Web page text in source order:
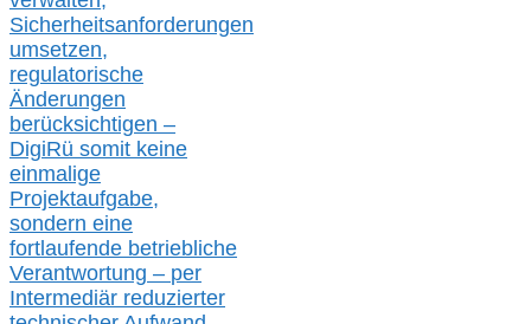
Sicherheitsanforderungen
umsetzen,
regulatorische
Änderungen
berücksichtigen –
DigiRü somit keine
einmalige
Projektaufgabe,
sondern eine
fortlaufende betriebliche
Verantwortung – per
Intermediär reduzierter